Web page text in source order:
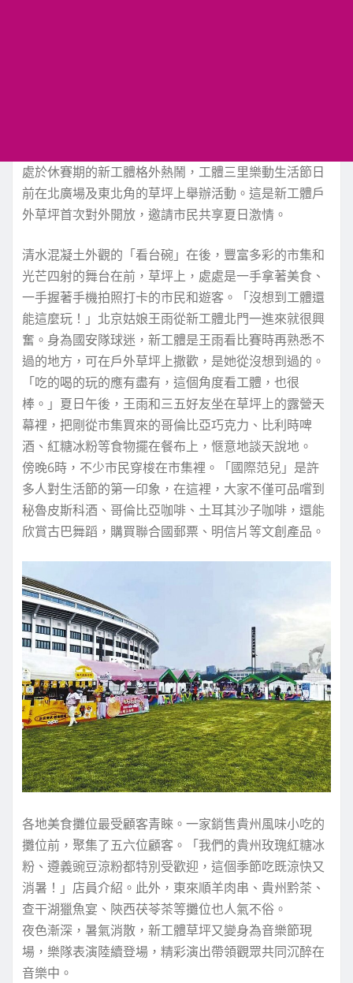
處於休賽期的新工體格外熱鬧，工體三里樂動生活節日
前在北廣場及東北角的草坪上舉辦活動。這是新工體戶
外草坪首次對外開放，邀請市民共享夏日激情。
清水混凝土外觀的「看台碗」在後，豐富多彩的市集和
光芒四射的舞台在前，草坪上，處處是一手拿著美食、
一手握著手機拍照打卡的市民和遊客。「沒想到工體還
能這麼玩！」北京姑娘王雨從新工體北門一進來就很興
奮。身為國安隊球迷，新工體是王雨看比賽時再熟悉不
過的地方，可在戶外草坪上撒歡，是她從沒想到過的。
「吃的喝的玩的應有盡有，這個角度看工體，也很
棒。」夏日午後，王雨和三五好友坐在草坪上的露營天
幕裡，把剛從市集買來的哥倫比亞巧克力、比利時啤
酒、紅糖冰粉等食物擺在餐布上，愜意地談天說地。
傍晚6時，不少市民穿梭在市集裡。「國際范兒」是許
多人對生活節的第一印象，在這裡，大家不僅可品嚐到
秘魯皮斯科酒、哥倫比亞咖啡、土耳其沙子咖啡，還能
欣賞古巴舞蹈，購買聯合國郵票、明信片等文創產品。
各地美食攤位最受顧客青睞。一家銷售貴州風味小吃的
攤位前，聚集了五六位顧客。「我們的貴州玫瑰紅糖冰
粉、遵義豌豆涼粉都特別受歡迎，這個季節吃既涼快又
消暑！」店員介紹。此外，東來順羊肉串、貴州黔茶、
查干湖獵魚宴、陝西茯苓茶等攤位也人氣不俗。
夜色漸深，暑氣消散，新工體草坪又變身為音樂節現
場，樂隊表演陸續登場，精彩演出帶領觀眾共同沉醉在
音樂中。